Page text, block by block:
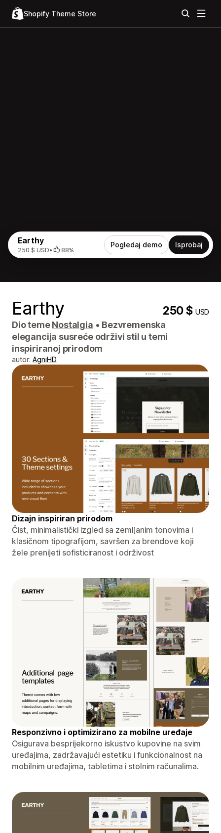
Shopify Theme Store
Earthy
250 $ USD• 88%
Pogledaj demo Isprobaj
Earthy 250 $USD
Dio temeNostalgia • Bezvremenska
elegancija susreće održivi stil u temi
inspiriranoj prirodom
autor: AgniHD
Dizajn inspiriran prirodom
Čist, minimalistički izgled sa zemljanim tonovima i
klasičnom tipografijom, savršen za brendove koji
žele prenijeti sofisticiranost i održivost
Responzivno i optimizirano za mobilne uređaje
Osigurava besprijekorno iskustvo kupovine na svim
uređajima, zadržavajući estetiku i funkcionalnost na
mobilnim uređajima, tabletima i stolnim računalima.